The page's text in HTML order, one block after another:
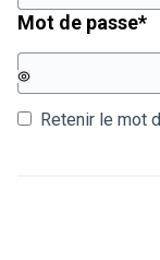
Mot de passe*
Retenir le mot